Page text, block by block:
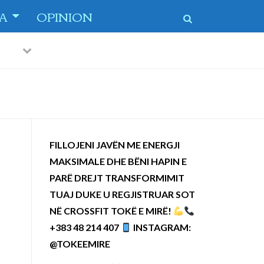
OPINION
PreviousNext
FILLOJENI JAVËN ME ENERGJI
MAKSIMALE DHE BËNI HAPIN E
PARË DREJT TRANSFORMIMIT
TUAJ DUKE U REGJISTRUAR SOT
NË CROSSFIT TOKË E MIRË!
+383 48 214 407
INSTAGRAM:
@TOKEEMIRE